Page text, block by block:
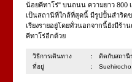
น้อยคีทาโร่" บนถนน ความยาว 800
เป็นสถานีที่ใกล้ที่สุดนี้ มีรูปปั้นสำริด
เรียงรายอยู่โดยทั่วนอกจากนี้ยังมีร้า
คีทาโร่อีกด้วย
วิธีการเดินทาง：
ติดกับสถานี
ที่อยู่：